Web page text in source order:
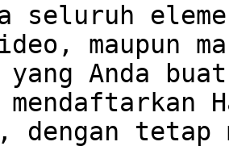
seluruh
maupun
Anda
mendaftarkan
tetap